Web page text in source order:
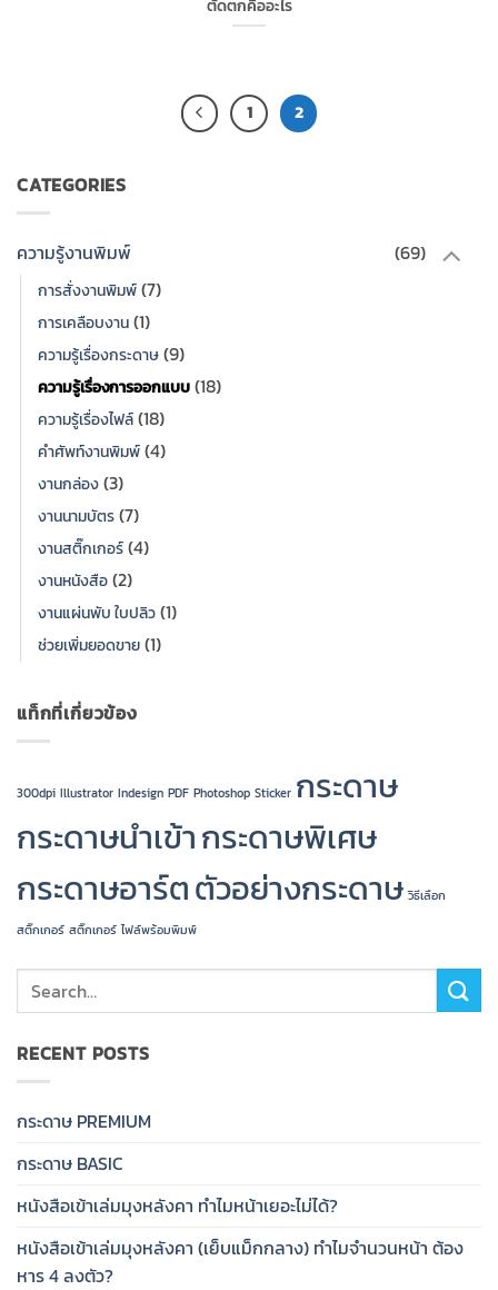
CATEGORIES
ความรู้งานพิมพ์ (69)
การสั่งงานพิมพ์(7)
การเคลือบงาน(1)
ความรู้เรื่องกระดาษ(9)
ความรู้เรื่องการออกแบบ(18)
ความรู้เรื่องไฟล์(18)
คำศัพท์งานพิมพ์(4)
งานกล่อง(3)
งานนามบัตร(7)
งานสติ๊กเกอร์(4)
งานหนังสือ(2)
งานแผ่นพับ ใบปลิว(1)
ช่วยเพิ่มยอดขาย(1)
แท็กที่เกี่ยวข้อง
300dpi Illustrator Indesign PDF Photoshop Sticker กระดาษ
กระดาษนำเข้ากระดาษพิเศษ
กระดาษอาร์ตตัวอย่างกระดาษ วิธีเลือก
สติ๊กเกอร์ สติ๊กเกอร์ ไฟล์พร้อมพิมพ์
RECENT POSTS
กระดาษ PREMIUM
กระดาษ BASIC
หนังสือเข้าเล่มมุงหลังคา ทำไมหน้าเยอะไม่ได้?
หนังสือเข้าเล่มมุงหลังคา (เย็บแม็กกลาง) ทำไมจำนวนหน้า ต้อง
หาร 4 ลงตัว?
ตัดตกคืออะไร
1 2